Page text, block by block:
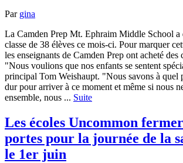
Par gina
La Camden Prep Mt. Ephraim Middle School a
classe de 38 élèves ce mois-ci. Pour marquer
les enseignants de Camden Prep ont acheté des
"Nous voulions que nos enfants se sentent
principal Tom Weishaupt. "Nous savons à quel
dur pour arriver à ce moment et même si nous
ensemble, nous ... Suite
Les écoles Uncommon
portes pour la journée de la
le 1er juin